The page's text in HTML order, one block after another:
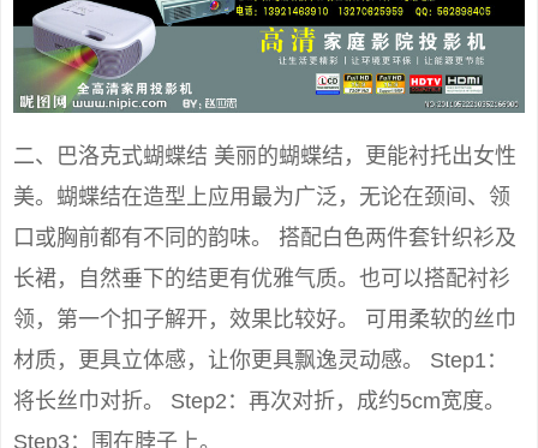
二、巴洛克式蝴蝶结 美丽的蝴蝶结，更能衬托出女性
美。蝴蝶结在造型上应用最为广泛，无论在颈间、领
口或胸前都有不同的韵味。 搭配白色两件套针织衫及
长裙，自然垂下的结更有优雅气质。也可以搭配衬衫
领，第一个扣子解开，效果比较好。 可用柔软的丝巾
材质，更具立体感，让你更具飘逸灵动感。 Step1：
将长丝巾对折。 Step2：再次对折，成约5cm宽度。
Step3：围在脖子上。